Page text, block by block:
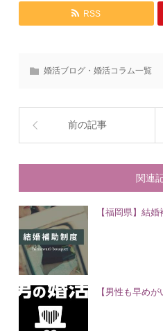
RSS
婚活ブログ・婚活コラム一覧
前の記事
関連
【福岡県】結
【男性も早め